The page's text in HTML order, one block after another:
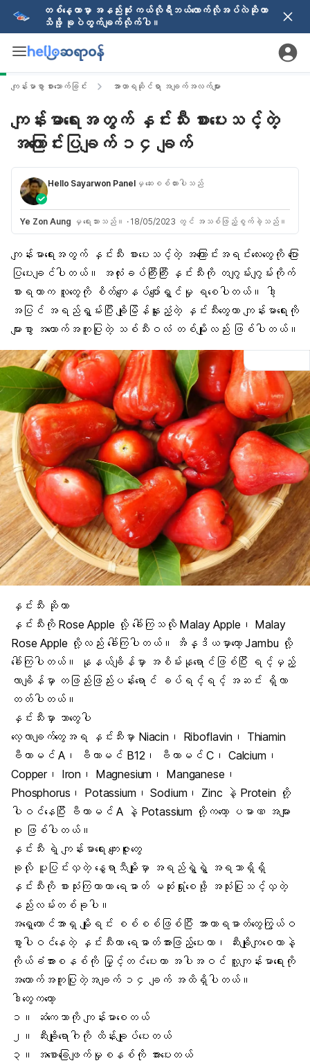
တစ်နေ့တာမှာ အနည်းဆုံး ကယ်လိုရီဘယ်လောက်လိုအပ်လဲဆိုတာ
သိဖို့ ခုပဲတွက်ချက်လိုက်ပါ။
ကျန်းမာစွာ စားသောက်ခြင်း အာဟာရဆိုင်ရာ အချက်အလက်များ
ကျန်းမာရေးအတွက် နှင်းသီး စားပေးသင့်တဲ့
အကြောင်းပြချက် ၁၄ ချက်
Hello Sayarwon Panelမှ ဆေးစစ်ထားပါသည်
Ye Zon Aung မှ ရေးသားသည်။ · 18/05/2023 တွင် အသစ်ဖြည့်စွက်ခဲ့သည်။
ကျန်းမာရေးအတွက် နှင်းသီး စားပေးသင့်တဲ့ အကြောင်းအရင်းလေးတွေကို ပြော
ပြပေးချင်ပါတယ်။ အလုံးခပ်ကြီးကြီး နှင်းသီးကို တဂျွမ်းဂျွမ်းကိုက်
စားရတာက လူတွေကို စိတ်ကျေနပ်ပျော်ရွှင်မှု ရစေပါတယ်။ ဒါ့
အပြင် အရည်ရွှမ်းပြီး ချိုမြိန်နူးညံ့တဲ့ နှင်းသီးတွေဟာ ကျန်းမာရေးကို
များစွာ အထောက်အကူပြုတဲ့ သစ်သီးဝလံ တစ်မျိုးလည်း ဖြစ်ပါတယ်။
နှင်းသီး ဆိုတာ
နှင်းသီးကို Rose Apple လို့ ခေါ်ကြသလို Malay Apple၊ Malay
Rose Apple လို့လည်း ခေါ်ကြပါတယ်။ အိန္ဒိယမှာတော့ Jambu လို့
ခေါ်ကြပါတယ်။ နုနယ်ချိန်မှာ အစိမ်းနုရောင်ဖြစ်ပြီး ရင့်မှည့်
လာချိန်မှာ တဖြည်းဖြည်းပန်းရောင် ခပ်ရင့်ရင့် အဆင်း ရှိလာ
တတ်ပါတယ်။
နှင်းသီးမှာ ဘာတွေပါ
လေ့လာချက်တွေအရ နှင်းသီးမှာ Niacin၊ Riboflavin၊ Thiamin
ဗီတာမင် A ၊ ဗီတာမင် B12၊ ဗီတာမင် C ၊ Calcium၊
Copper၊ Iron၊ Magnesium၊ Manganese၊
Phosphorus၊ Potassium၊ Sodium၊ Zinc နဲ့ Protein တို့
ပါဝင်နေပြီး ဗီတာမင် A နဲ့ Potassium တို့ကတော့ ပမာဏ အများ
စု ဖြစ်ပါတယ်။
နှင်းသီး ရဲ့ ကျန်းမာရေး ကျေးဇူးတွေ
ခုလို ပူပြင်းလှတဲ့ နွေရာသီမျိုးမှာ အရည်ရွှဲရွှဲ အရသာရှိရှိ
နှင်းသီးကို စားသုံးကြတာဟာ ရေဓာတ် မဆုံးရှုံးစေဖို့ အသုံးပြုသင့်လှတဲ့
နည်းလမ်းတစ်ခုပါ။
အရှေ့တောင်အာရှ မျိုးရင်း စစ်စစ်ဖြစ်ပြီး အာဟာရဓာတ်တွေကြွယ်ဝ
စွာပါဝင်နေတဲ့ နှင်းသီးဟာ ရေဓာတ်အားဖြည့်ပေးတာ၊ ဆီးချိုကျစေတာနဲ့
ကိုယ်ခံအားစနစ်ကို မြှင့်တင်ပေးတာ အပါအဝင် လူ့ကျန်းမာရေးကို
အထောက်အကူပြုတဲ့အချက် ၁၄ ချက် အထိရှိပါတယ်။
ဒါတွေကတော့
၁။
ဆံကေသာ ကို ကျန်းမာစေတယ်
၂။ ဆီးချိုရောဂါကို ထိန်းချုပ်ပေးတယ်
၃။ အစောခြေဖျက်မှုစနစ်ကို အားပေးတယ်